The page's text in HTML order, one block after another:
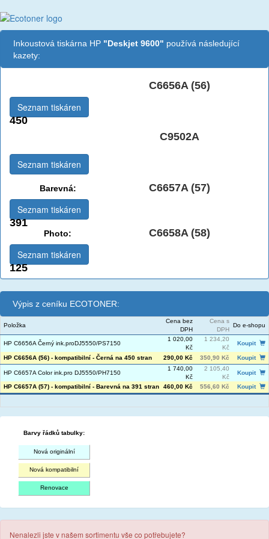
Inkoustová tiskárna HP "Deskjet 9600" používá následující
kazety:
C6656A (56)
450
Seznam tiskáren
C9502A
Seznam tiskáren
Barevná: C6657A (57)
391
Seznam tiskáren
Photo: C6658A (58)
125
Seznam tiskáren
Výpis z ceníku ECOTONER:
Položka
Cena bez
DPH
Cena s
DPH
Do e-shopu
HP C6656A Černý ink.proDJ5550/PS7150
1 020,00
Kč
1 234,20
Kč
Koupit
HP C6656A (56) - kompatibilní - Černá na 450 stran 290,00 Kč 350,90 Kč Koupit
HP C6657A Color ink.pro DJ5550/PH7150
1 740,00
Kč
2 105,40
Kč
Koupit
HP C6657A (57) - kompatibilní - Barevná na 391 stran 460,00 Kč 556,60 Kč Koupit
Barvy řádků tabulky:
Nová originální
Nová kompatibilní
Renovace
Nenalezli jste v našem sortimentu vše co potřebujete?